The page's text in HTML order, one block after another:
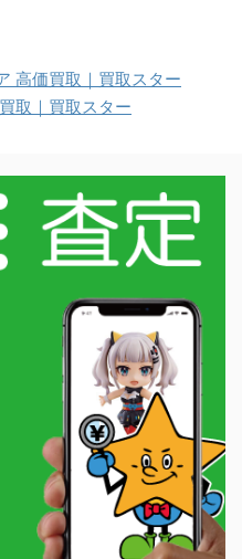
高価買取｜買取スター
取｜買取スター